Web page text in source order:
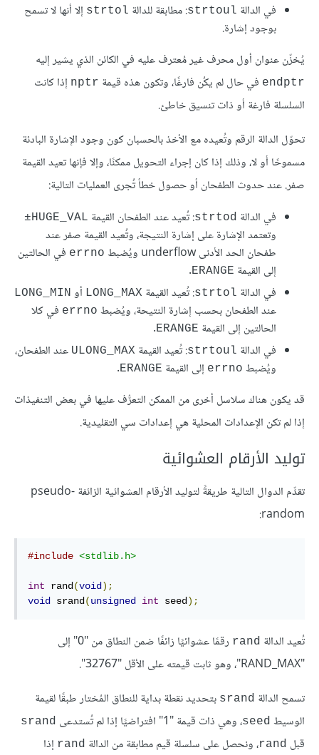
في الدالة strtoul: مطابقة للدالة strtol إلا أنها لا تسمح
بوجود إشارة.
يُخزّن عنوان أول محرف غير مُعترف عليه في الكائن الذي يشير إليه
endptr في حال لم يكُن فارغًا، وتكون هذه قيمة nptr إذا كانت
السلسلة فارغة أو ذات تنسيق خاطئ.
تحوّل الدالة الرقم وتُعيده مع الأخذ بالحسبان كون وجود الإشارة البادئة
مسموحًا أو لا، وذلك إذا كان إجراء التحويل ممكنًا، وإلا فإنها تعيد القيمة
صفر. عند حدوث الطفحان أو حصول خطأ تُجرى العمليات التالية:
في الدالة strtod: تُعيد عند الطفحان القيمة HUGE_VAL±
وتعتمد الإشارة على إشارة النتيجة، وتُعيد القيمة صفر عند
طفحان الحد الأدنى underflow ويُضبط
errno في الحالتين
إلى القيمة ERANGE
.
في الدالة strtol: تُعيد القيمة LONG_MAX أو LONG_MIN
عند الطفحان بحسب إشارة النتيحة، ويُضبط errno في كلا
الحالتين إلى القيمة ERANGE
.
في الدالة strtoul: تُعيد القيمة ULONG_MAX عند الطفحان،
ويُضبط errno إلى القيمة ERANGE
.
قد يكون هناك سلاسل أخرى من الممكن التعرُّف عليها في بعض التنفيذات
إذا لم تكن الإعدادات المحلية هي إعدادات سي التقليدية.
توليد الأرقام العشوائية
تقدِّم الدوال التالية طريقةً لتوليد الأرقام العشوائية الزائفة pseudo-
random:
#include <stdlib.h>
int rand(void);
void srand(unsigned int seed);
تُعيد الدالة rand
رقمًا عشوائيًا زائفًا ضمن النطاق من "0" إلى
"RAND_MAX"، وهو ثابت قيمته على الأقل "32767".
تسمح الدالة srand بتحديد نقطة بداية للنطاق المُختار طبقًا لقيمة
الوسيط seed، وهي ذات قيمة "1" افتراضيًا إذا لم تُستدعى srand
قبل rand، ونحصل على سلسلة قيم مطابقة من الدالة rand إذا